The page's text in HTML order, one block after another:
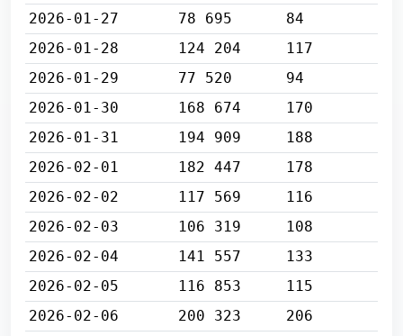
2026-01-27
78 695
84
2026-01-28
124 204
117
2026-01-29
77 520
94
2026-01-30
168 674
170
2026-01-31
194 909
188
2026-02-01
182 447
178
2026-02-02
117 569
116
2026-02-03
106 319
108
2026-02-04
141 557
133
2026-02-05
116 853
115
2026-02-06
200 323
206